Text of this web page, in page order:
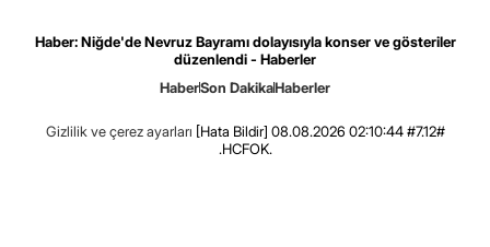
Haber: Niğde'de Nevruz Bayramı dolayısıyla konser ve gösteriler
düzenlendi - Haberler
HaberSon DakikaHaberler
Gizlilik ve çerez ayarları [Hata Bildir] 08.08.2026 02:10:44 #7.12#
.HCFOK.